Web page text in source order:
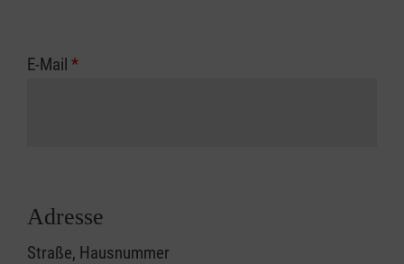
E-Mail *
Adresse
Straße, Hausnummer